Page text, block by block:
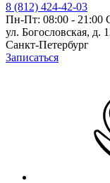
8 (812) 424-42-03
Пн-Пт: 08:00 - 21:00
ул. Богословская, д.
Санкт-Петербург
Записаться